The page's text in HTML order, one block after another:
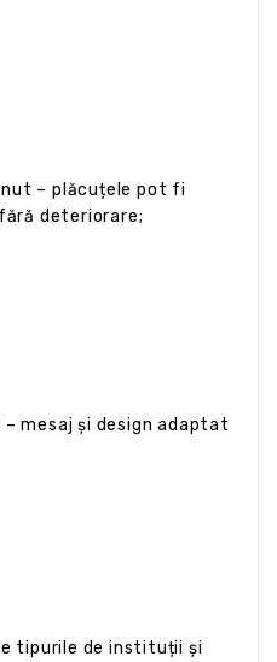
– plăcuțele pot fi
deteriorare;
mesaj și design adaptat
tipurile de instituții și